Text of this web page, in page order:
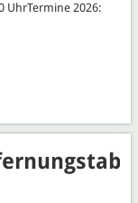
UhrTermine 2026: